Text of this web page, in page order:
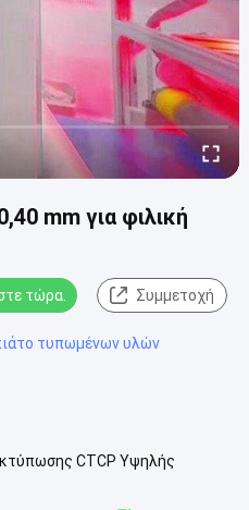
mm για φιλική
τώρα. Συμμετοχή
τυπωμένων υλών
CTCP Υψηλής